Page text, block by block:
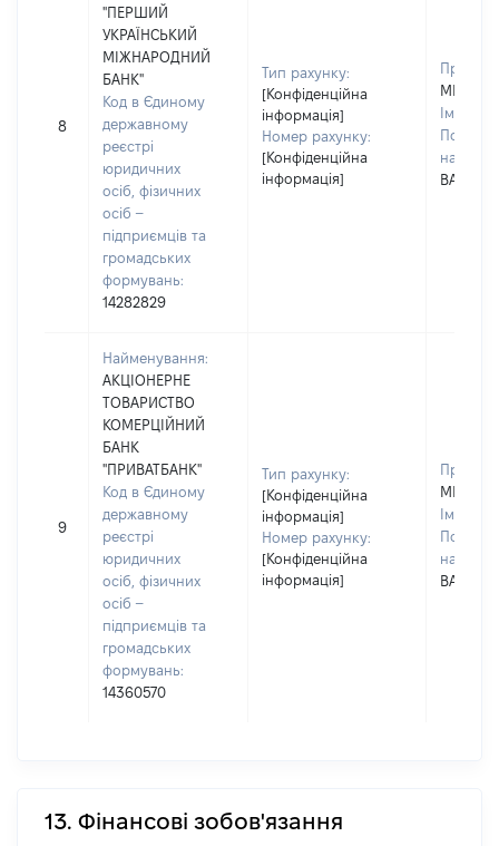
8
"ПЕРШИЙ
УКРАЇНСЬКИЙ
МІЖНАРОДНИЙ
БАНК"
Код в Єдиному
державному
реєстрі
юридичних
осіб, фізичних
осіб –
підприємців та
громадських
формувань:
14282829
Тип рахунку:
[Конфіденційна
інформація]
Номер рахунку:
[Конфіденційна
інформація]
Ім'я:
По
9
Найменування:
АКЦІОНЕРНЕ
ТОВАРИСТВО
КОМЕРЦІЙНИЙ
БАНК
"ПРИВАТБАНК"
Код в Єдиному
державному
реєстрі
юридичних
осіб, фізичних
осіб –
підприємців та
громадських
формувань:
14360570
Тип рахунку:
[Конфіденційна
інформація]
Номер рахунку:
[Конфіденційна
інформація]
Ім'я:
По
13. Фінансові зобов'язання